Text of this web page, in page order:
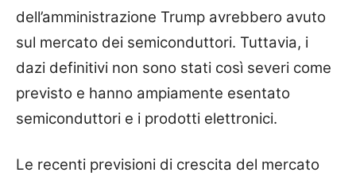
dell’amministrazione Trump avrebbero avuto
sul mercato dei semiconduttori. Tuttavia, i
dazi definitivi non sono stati così severi come
previsto e hanno ampiamente esentato
semiconduttori e i prodotti elettronici.
Le recenti previsioni di crescita del mercato